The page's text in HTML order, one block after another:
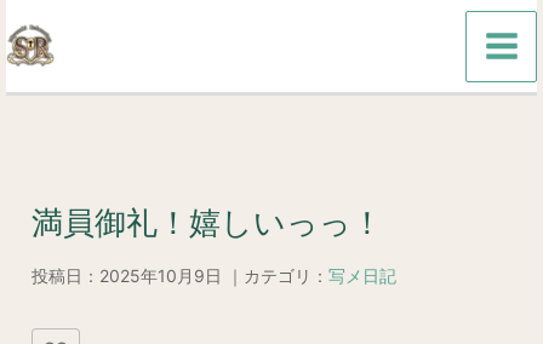
容
を
満員御礼！嬉しいっっ！
投稿日：2025年10月9日 ｜カテゴリ： 写メ日記